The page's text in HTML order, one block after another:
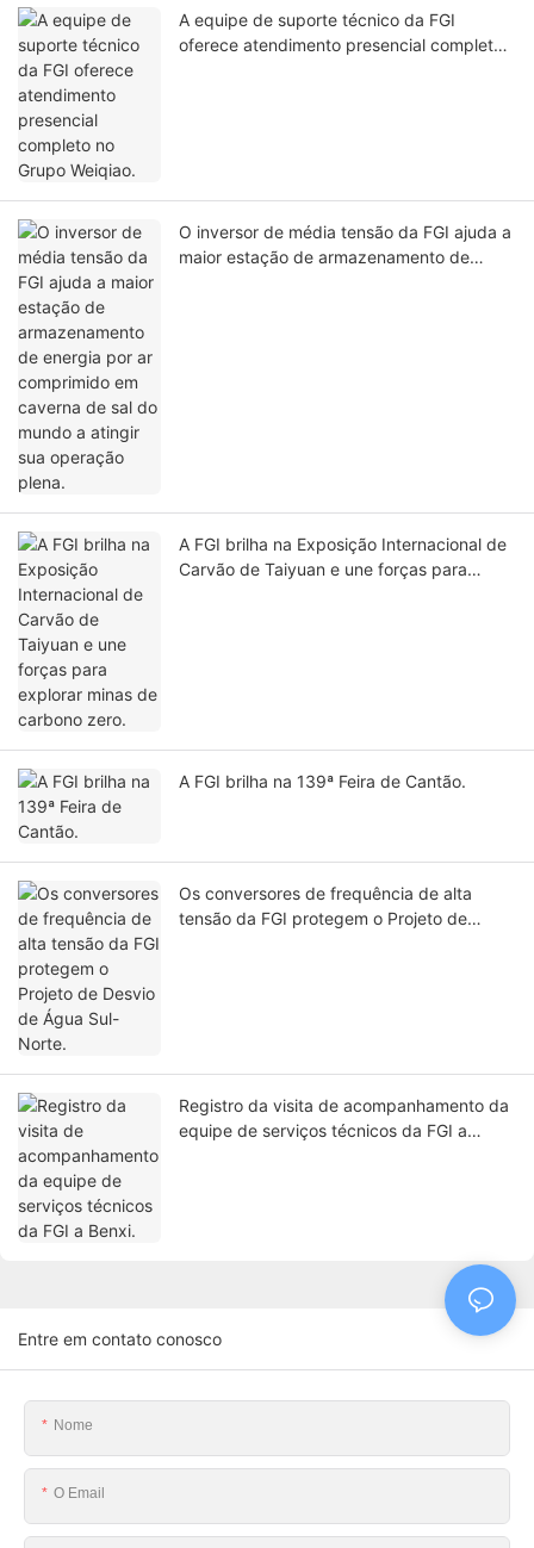
A equipe de suporte técnico da FGI
oferece atendimento presencial completo
O inversor de média tensão da FGI ajuda a
maior estação de armazenamento de
A FGI brilha na Exposição Internacional de
Carvão de Taiyuan e une forças para
A FGI brilha na 139ª Feira de Cantão.
Os conversores de frequência de alta
tensão da FGI protegem o Projeto de
Registro da visita de acompanhamento da
equipe de serviços técnicos da FGI a
Entre em contato conosco
Nome
O Email